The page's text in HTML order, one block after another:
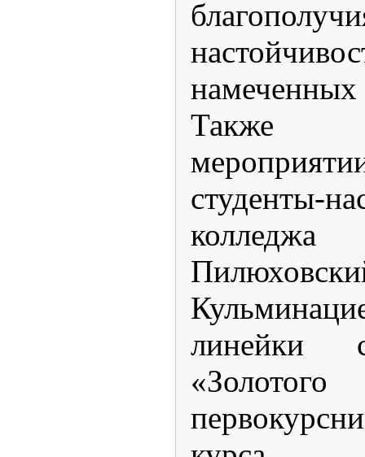
намеченных
Также
студенты-
линейки